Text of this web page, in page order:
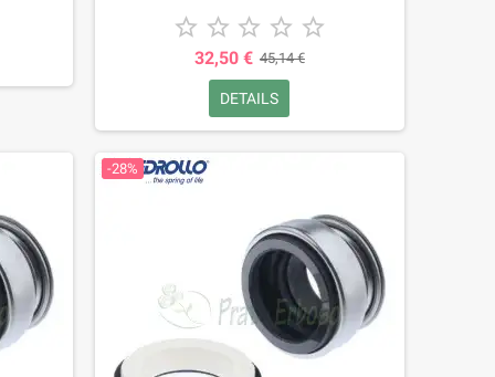
    
32,50 € 45,14 €
DETAILS
-28%